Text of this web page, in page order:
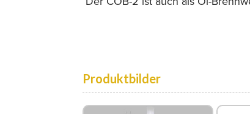
Produktbilder